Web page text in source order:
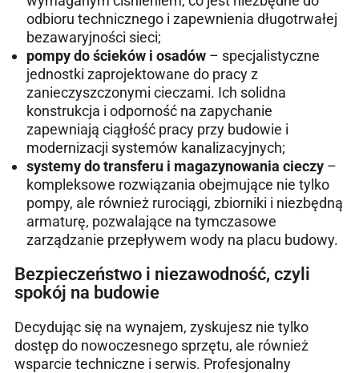
odbioru technicznego i zapewnienia długotrwałej
bezawaryjności sieci;
pompy do ścieków i osadów – specjalistyczne
jednostki zaprojektowane do pracy z
zanieczyszczonymi cieczami. Ich solidna
konstrukcja i odporność na zapychanie
zapewniają ciągłość pracy przy budowie i
modernizacji systemów kanalizacyjnych;
systemy do transferu i magazynowania cieczy –
kompleksowe rozwiązania obejmujące nie tylko
pompy, ale również rurociągi, zbiorniki i niezbędną
armaturę, pozwalające na tymczasowe
zarządzanie przepływem wody na placu budowy.
Bezpieczeństwo i niezawodność, czyli
spokój na budowie
Decydując się na wynajem, zyskujesz nie tylko
dostęp do nowoczesnego sprzętu, ale również
wsparcie techniczne i serwis. Profesjonalny